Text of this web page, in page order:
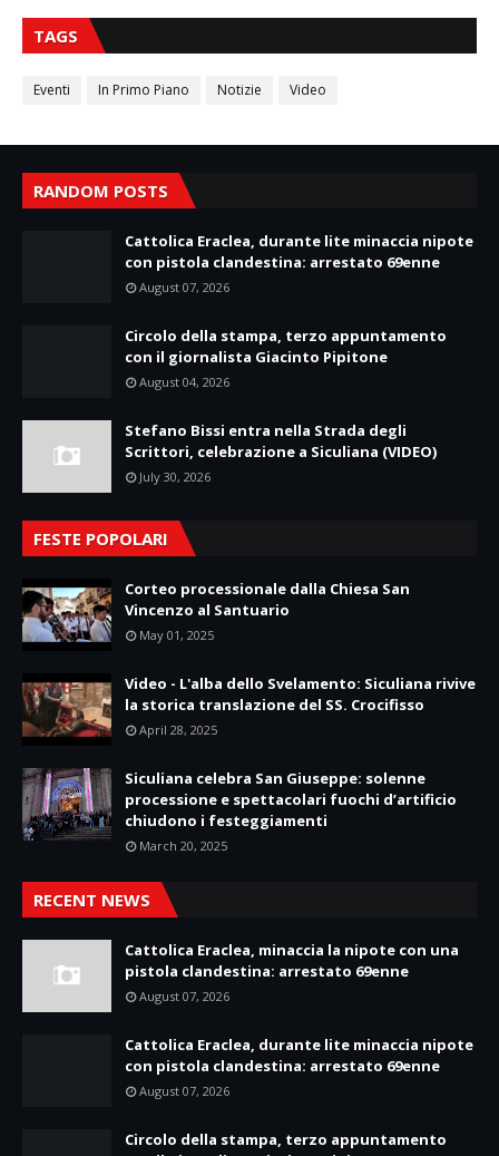
TAGS
Eventi In Primo Piano Notizie Video
RANDOM POSTS
Cattolica Eraclea, durante lite minaccia nipote
con pistola clandestina: arrestato 69enne
August 07, 2026
Circolo della stampa, terzo appuntamento
con il giornalista Giacinto Pipitone
August 04, 2026
Stefano Bissi entra nella Strada degli
Scrittori, celebrazione a Siculiana (VIDEO)
July 30, 2026
FESTE POPOLARI
Corteo processionale dalla Chiesa San
Vincenzo al Santuario
May 01, 2025
Video - L'alba dello Svelamento: Siculiana rivive
la storica translazione del SS. Crocifisso
April 28, 2025
Siculiana celebra San Giuseppe: solenne
processione e spettacolari fuochi d’artificio
chiudono i festeggiamenti
March 20, 2025
RECENT NEWS
Cattolica Eraclea, minaccia la nipote con una
pistola clandestina: arrestato 69enne
August 07, 2026
Cattolica Eraclea, durante lite minaccia nipote
con pistola clandestina: arrestato 69enne
August 07, 2026
Circolo della stampa, terzo appuntamento